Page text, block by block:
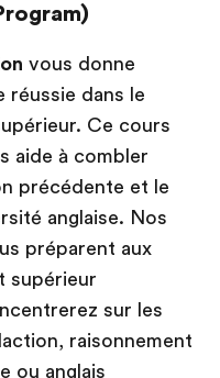
vous donne
réussie dans le
Ce cours
aide à combler
précédente et le
anglaise. Nos
préparent aux
supérieur
sur les
raisonnement
ou anglais